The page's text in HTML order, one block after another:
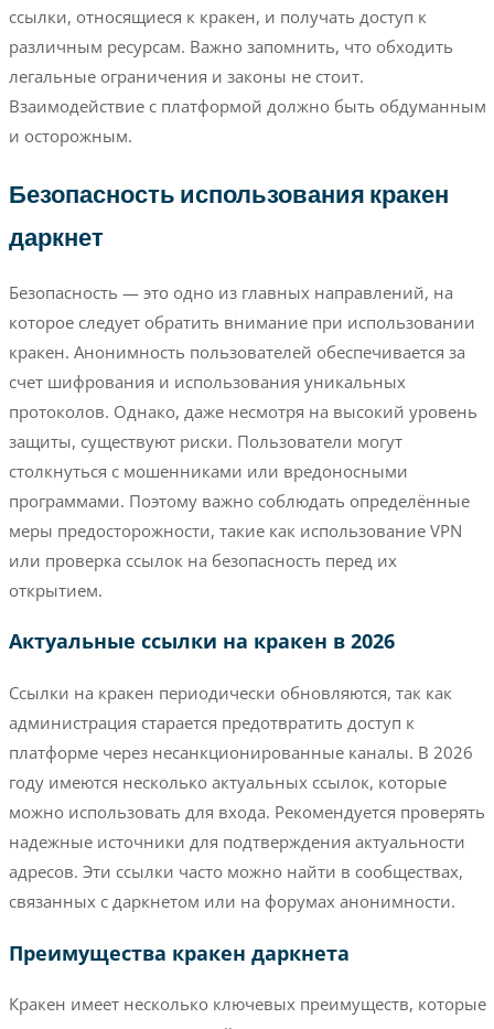
ссылки, относящиеся к кракен, и получать доступ к
различным ресурсам. Важно запомнить, что обходить
легальные ограничения и законы не стоит.
Взаимодействие с платформой должно быть обдуманным
и осторожным.
Безопасность использования кракен
даркнет
Безопасность — это одно из главных направлений, на
которое следует обратить внимание при использовании
кракен. Анонимность пользователей обеспечивается за
счет шифрования и использования уникальных
протоколов. Однако, даже несмотря на высокий уровень
защиты, существуют риски. Пользователи могут
столкнуться с мошенниками или вредоносными
программами. Поэтому важно соблюдать определённые
меры предосторожности, такие как использование VPN
или проверка ссылок на безопасность перед их
открытием.
Актуальные ссылки на кракен в 2026
Ссылки на кракен периодически обновляются, так как
администрация старается предотвратить доступ к
платформе через несанкционированные каналы. В 2026
году имеются несколько актуальных ссылок, которые
можно использовать для входа. Рекомендуется проверять
надежные источники для подтверждения актуальности
адресов. Эти ссылки часто можно найти в сообществах,
связанных с даркнетом или на форумах анонимности.
Преимущества кракен даркнета
Кракен имеет несколько ключевых преимуществ, которые